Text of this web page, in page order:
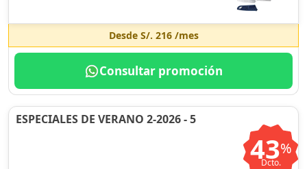
Desde S/. 216/mes
Consultar promoción
ESPECIALES DE VERANO 2-2026 - 5
43%
Dcto.